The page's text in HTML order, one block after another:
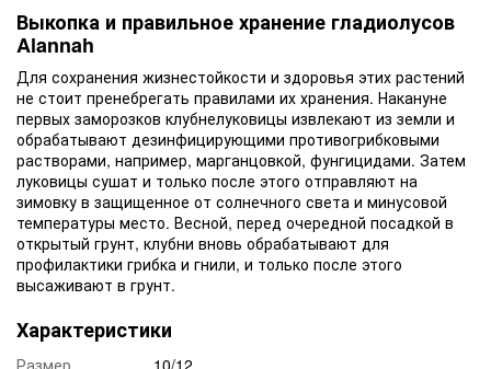
Выкопка и правильное хранение гладиолусов
Alannah
Для сохранения жизнестойкости и здоровья этих растений
не стоит пренебрегать правилами их хранения. Накануне
первых заморозков клубнелуковицы извлекают из земли и
обрабатывают дезинфицирующими противогрибковыми
растворами, например, марганцовкой, фунгицидами. Затем
луковицы сушат и только после этого отправляют на
зимовку в защищенное от солнечного света и минусовой
температуры место. Весной, перед очередной посадкой в
открытый грунт, клубни вновь обрабатывают для
профилактики грибка и гнили, и только после этого
высаживают в грунт.
Характеристики
Размер
10/12